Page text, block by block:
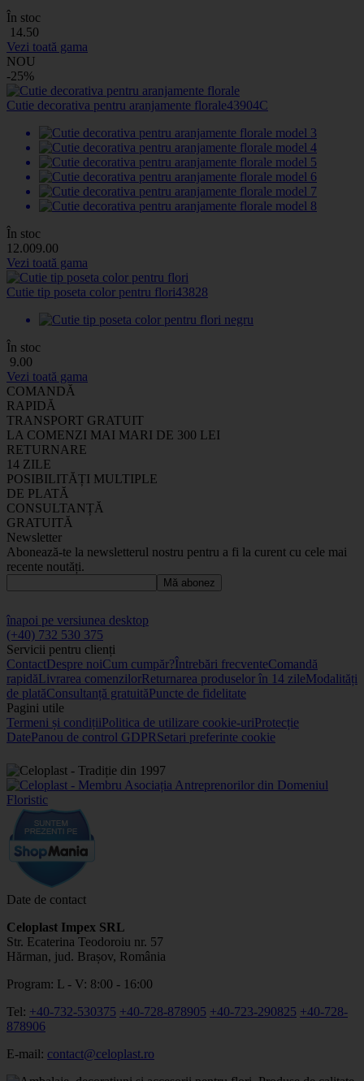
În stoc
14.50
Vezi toată gama
NOU
-25%
Cutie decorativa pentru aranjamente florale43904C
În stoc
12.009.00
Vezi toată gama
Cutie tip poseta color pentru flori43828
În stoc
9.00
Vezi toată gama
COMANDĂ
RAPIDĂ
TRANSPORT GRATUIT
LA COMENZI MAI MARI DE 300 LEI
RETURNARE
14 ZILE
POSIBILITĂȚI MULTIPLE
DE PLATĂ
CONSULTANȚĂ
GRATUITĂ
Newsletter
Abonează-te la newsletterul nostru pentru a fi la curent cu cele mai
recente noutăți.
Mă abonez
înapoi pe versiunea desktop
(+40) 732 530 375
Servicii pentru clienți
ContactDespre noiCum cumpăr?Întrebări frecventeComandă
rapidăLivrarea comenzilorReturnarea produselor în 14 zileModalități
de platăConsultanță gratuităPuncte de fidelitate
Pagini utile
Termeni și condițiiPolitica de utilizare cookie-uriProtecție
DatePanou de control GDPRSetari preferinte cookie
Date de contact
Celoplast Impex SRL
Str. Ecaterina Teodoroiu nr. 57
Hărman, jud. Brașov, România
Program: L - V: 8:00 - 16:00
Tel: +40-732-530375 +40-728-878905 +40-723-290825 +40-728-
878906
E-mail: contact@celoplast.ro